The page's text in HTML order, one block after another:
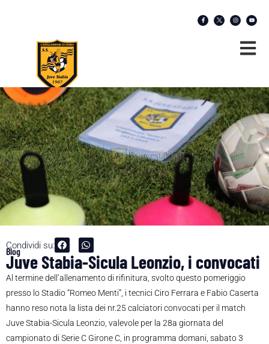
Condividi su:
Blog
Juve Stabia-Sicula Leonzio, i convocati
Al termine dell’allenamento di rifinitura, svolto questo pomeriggio
presso lo Stadio “Romeo Menti”, i tecnici Ciro Ferrara e Fabio Caserta
hanno reso nota la lista dei nr.25 calciatori convocati per il match
Juve Stabia-Sicula Leonzio, valevole per la 28a giornata del
campionato di Serie C Girone C, in programma domani, sabato 3